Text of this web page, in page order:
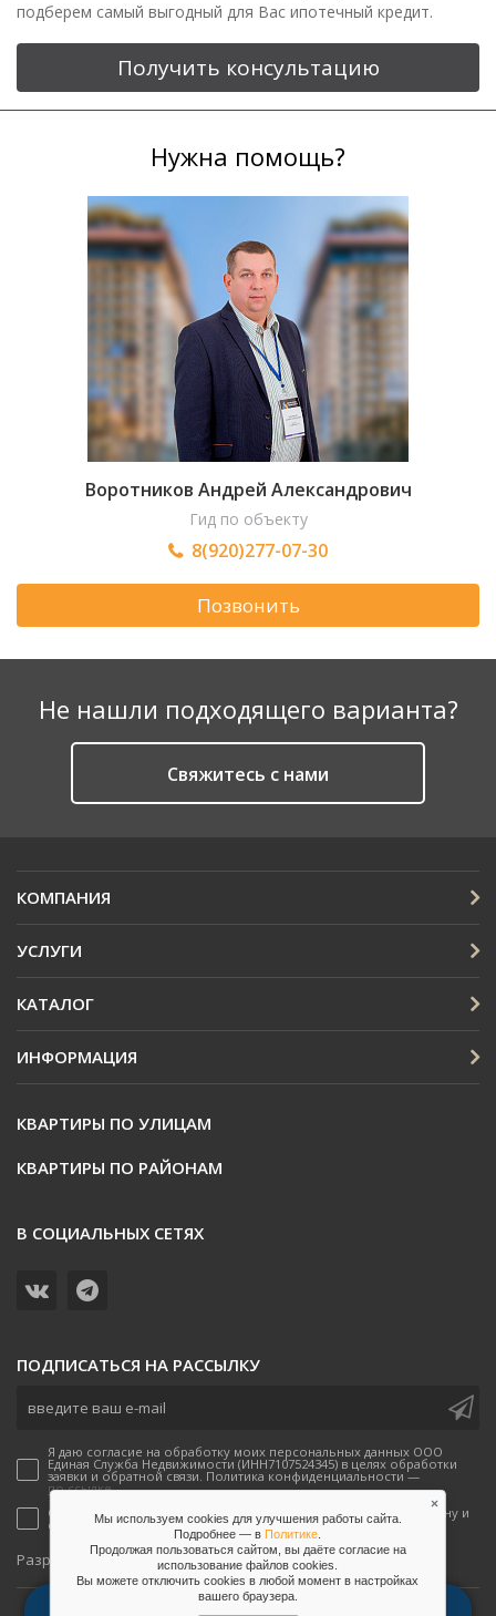
подберем самый выгодный для Вас ипотечный кредит.
Получить консультацию
Нужна помощь?
Воротников Андрей Александрович
Гид по объекту
8(920)277-07-30
Позвонить
Не нашли подходящего варианта?
Cвяжитесь с нами
КОМПАНИЯ
УСЛУГИ
КАТАЛОГ
ИНФОРМАЦИЯ
КВАРТИРЫ ПО УЛИЦАМ
КВАРТИРЫ ПО РАЙОНАМ
В СОЦИАЛЬНЫХ СЕТЯХ
ПОДПИСАТЬСЯ НА РАССЫЛКУ
Я даю согласие на обработку моих персональных данных ООО
Единая Служба Недвижимости (ИНН7107524345) в целях обработки
заявки и обратной связи. Политика конфиденциальности —
по ссылке.
Согласен(-а) на получение рекламных предложений по телефону и
email от ООО Единая Служба Недвижимости
Разработаноonpeak
Мы используем cookies для улучшения работы сайта.
Подробнее — вПолитике
Продолжая пользоваться сайтом, вы даёте согласие на
использование файлов сookies.
Вы можете отключить сookies в любой момент в настройках
вашего браузера.
×